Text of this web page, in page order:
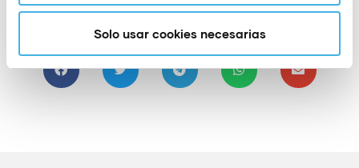
Solo usar cookies necesarias
Compartir: